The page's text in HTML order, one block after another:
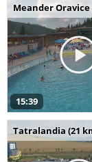
Meander Oravice
15:39
Tatralandia (21